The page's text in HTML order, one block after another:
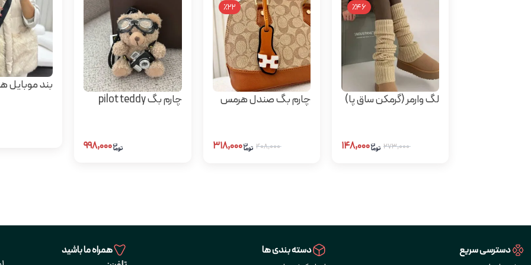
٪46
لگ وارمر (گرمکن ساق پا)
۲۷۳,۰۰۰ ۱۴۸,۰۰۰
٪22
چارم بگ صندل هرمس
۴۰۸,۰۰۰ ۳۱۸,۰۰۰
چارم بگ pilot teddy
۹۹۸,۰۰۰
بند موبایل
دسترسی سریع
دسته بندی ها
همراه ما باشید